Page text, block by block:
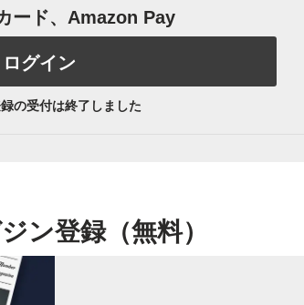
ード、Amazon Pay
ログイン
の受付は終了しました
ン登録（無料）